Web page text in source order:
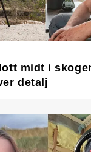
midt i
detalj